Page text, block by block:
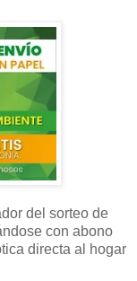
del sorteo de
con abono
directa al hogar